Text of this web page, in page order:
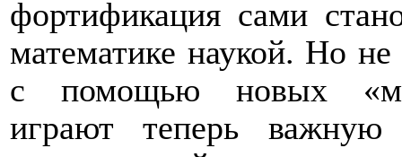
фортификация сами
математике наукой. Но не
с помощью новых
играют теперь